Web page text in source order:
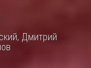
Дмитрий